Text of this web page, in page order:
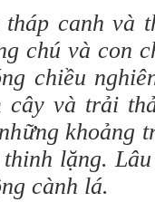
canh và
chú và con
chiều
và trải
khoảng
lặng.
cành lá.